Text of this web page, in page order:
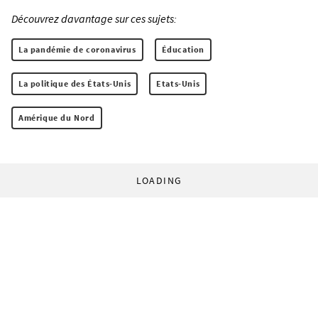
Découvrez davantage sur ces sujets:
La pandémie de coronavirus Éducation
La politique des États-Unis Etats-Unis
Amérique du Nord
LOADING